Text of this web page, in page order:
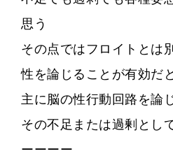
思う
その点ではフロイトとは
性を論じることが有効だ
主に脳の性行動回路を論
その不足または過剰とし
ーーーー